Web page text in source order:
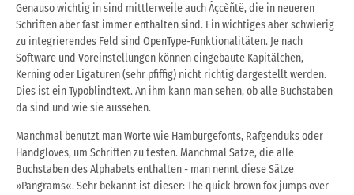
Genauso wichtig in sind mittlerweile auch Âçcèñtë, die in neueren
Schriften aber fast immer enthalten sind. Ein wichtiges aber schwierig
zu integrierendes Feld sind OpenType-Funktionalitäten. Je nach
Software und Voreinstellungen können eingebaute Kapitälchen,
Kerning oder Ligaturen (sehr pfiffig) nicht richtig dargestellt werden.
Dies ist ein Typoblindtext. An ihm kann man sehen, ob alle Buchstaben
da sind und wie sie aussehen.
Manchmal benutzt man Worte wie Hamburgefonts, Rafgenduks oder
Handgloves, um Schriften zu testen. Manchmal Sätze, die alle
Buchstaben des Alphabets enthalten - man nennt diese Sätze
»Pangrams«. Sehr bekannt ist dieser: The quick brown fox jumps over